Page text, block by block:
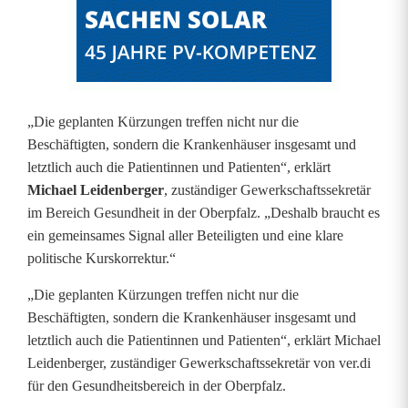
w
e
s
e
n
„Die geplanten Kürzungen treffen nicht nur die
Beschäftigten, sondern die Krankenhäuser insgesamt und
letztlich auch die Patientinnen und Patienten“, erklärt
Michael Leidenberger, zuständiger Gewerkschaftssekretär
im Bereich Gesundheit in der Oberpfalz. „Deshalb braucht es
ein gemeinsames Signal aller Beteiligten und eine klare
politische Kurskorrektur.“
„Die geplanten Kürzungen treffen nicht nur die
Beschäftigten, sondern die Krankenhäuser insgesamt und
letztlich auch die Patientinnen und Patienten“, erklärt Michael
Leidenberger, zuständiger Gewerkschaftssekretär von ver.di
für den Gesundheitsbereich in der Oberpfalz.